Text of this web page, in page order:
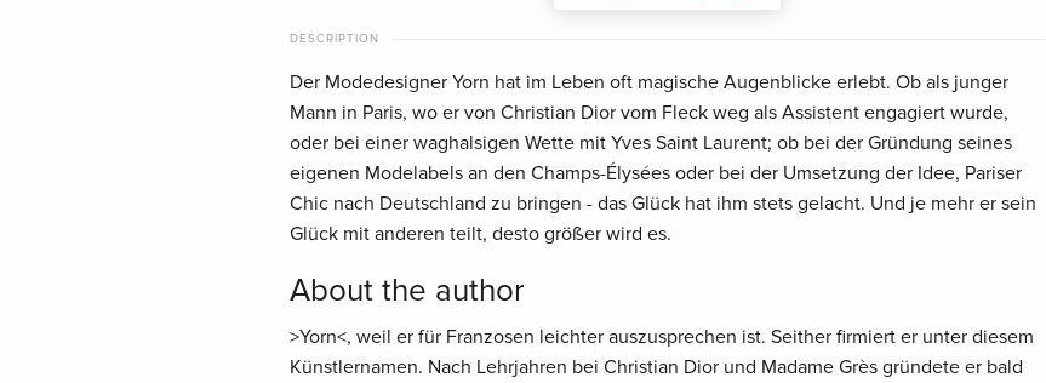
DESCRIPTION
Der Modedesigner Yorn hat im Leben oft magische Augenblicke erlebt. Ob als junger
Mann in Paris, wo er von Christian Dior vom Fleck weg als Assistent engagiert wurde,
oder bei einer waghalsigen Wette mit Yves Saint Laurent; ob bei der Gründung seines
eigenen Modelabels an den Champs-Élysées oder bei der Umsetzung der Idee, Pariser
Chic nach Deutschland zu bringen - das Glück hat ihm stets gelacht. Und je mehr er sein
Glück mit anderen teilt, desto größer wird es.
About the author
>Yorn<, weil er für Franzosen leichter auszusprechen ist. Seither firmiert er unter diesem
Künstlernamen. Nach Lehrjahren bei Christian Dior und Madame Grès gründete er bald